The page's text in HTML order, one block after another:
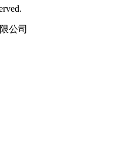
公司